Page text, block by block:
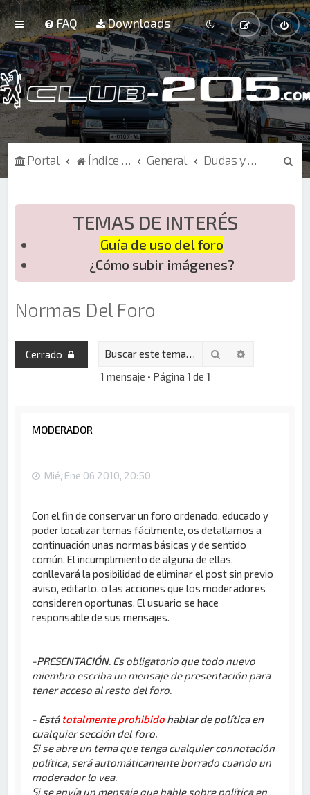
FAQ Downloads
Portal Índice de Foros General Dudas y sugerencias sobre la web
B
TEMAS DE INTERÉS
Guía de uso del foro
¿Cómo subir imágenes?
Normas Del Foro
Cerrado Buscar
1 mensaje • Página 1 de 1
MODERADOR
Mié, Ene 06 2010, 20:50
Con el fin de conservar un foro ordenado, educado y
poder localizar temas fácilmente, os detallamos a
continuación unas normas básicas y de sentido
común. El incumplimiento de alguna de ellas,
conllevará la posibilidad de eliminar el post sin previo
aviso, editarlo, o las acciones que los moderadores
consideren oportunas. El usuario se hace
responsable de sus mensajes.
-PRESENTACIÓN. Es obligatorio que todo nuevo
miembro escriba un mensaje de presentación para
tener acceso al resto del foro.
- Está totalmente prohibido hablar de política en
cualquier sección del foro.
Si se abre un tema que tenga cualquier connotación
política, será automáticamente borrado cuando un
moderador lo vea.
Si se envía un mensaje que hable sobre política en